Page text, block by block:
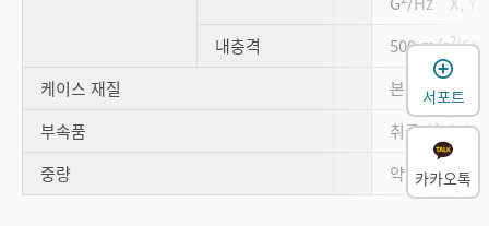
내충격
500 m/s2(50
케이스 재질
본체, 커버:
부속품
취급 설명서
중량
약 80 g
서포트
카카오톡